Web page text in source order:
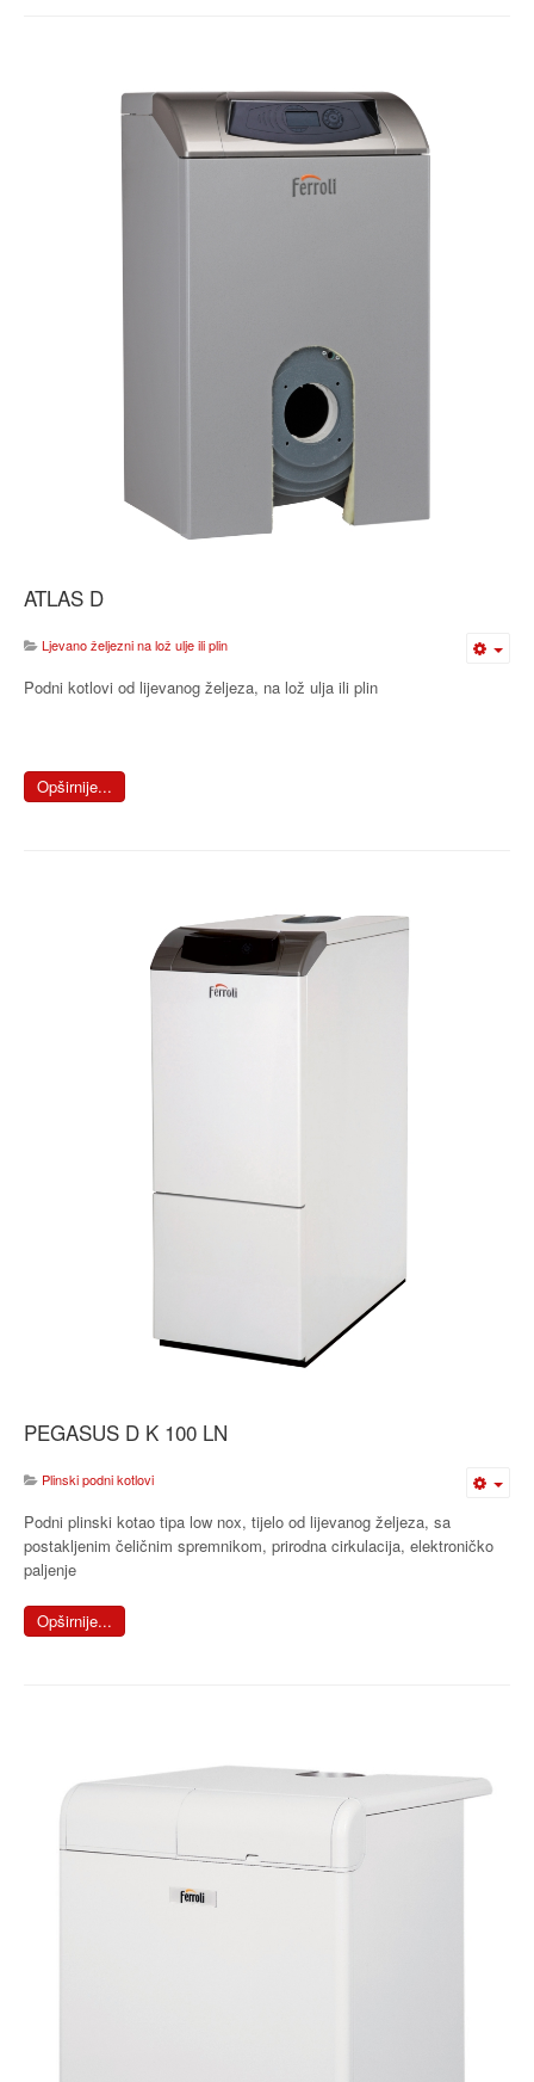
ATLAS D
Ljevano željezni na lož ulje ili plin
Podni kotlovi od lijevanog željeza, na lož ulja ili plin
Opširnije...
PEGASUS D K 100 LN
Plinski podni kotlovi
Podni plinski kotao tipa low nox, tijelo od lijevanog željeza, sa
postakljenim čeličnim spremnikom, prirodna cirkulacija, elektroničko
paljenje
Opširnije...